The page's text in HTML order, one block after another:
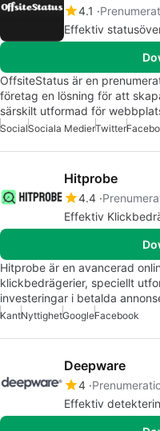
4.1
Effektiv
OffsiteStatus är en
företag en lösning för att
särskilt utformad för
SocialSociala MedierTwitter
Hitprobe
4.4
Effektiv
Hitprobe är en avancerad
klickbedrägerier, speciellt
investeringar i betalda
KantNyttighetGoogleFacebook
Deepware
4
Effektiv